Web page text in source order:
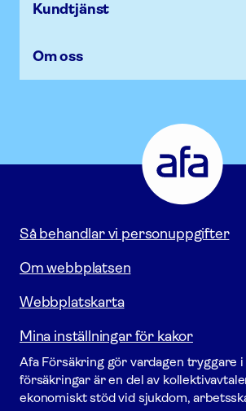
Kundtjänst
Om oss
Försäkring
Gå
till
startsidan
Så behandlar vi personuppgifter
Om webbplatsen
Webbplatskarta
Mina inställningar för kakor
Afa För­säkring gör vardagen tryggare
försäk­ringar är en del av
ekonomiskt stöd vid sjukdom,